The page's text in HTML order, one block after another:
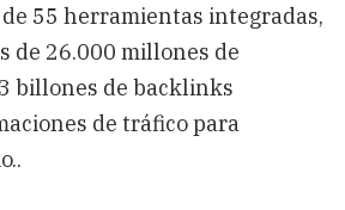
55 herramientas integradas,
de 26.000 millones de
billones de backlinks
de tráfico para